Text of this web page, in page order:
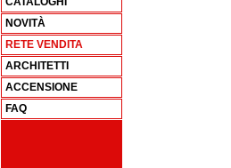
NOVITÀ
RETE VENDITA
ARCHITETTI
ACCENSIONE
FAQ